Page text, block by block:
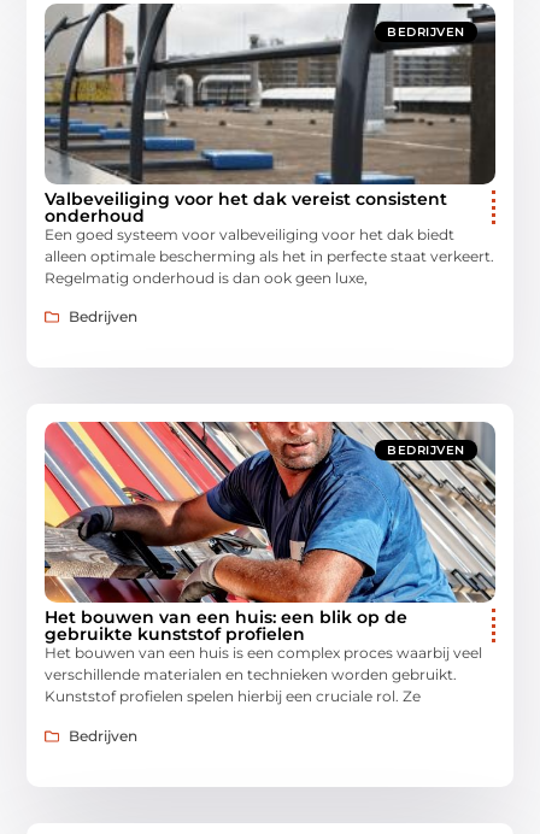
BEDRIJVEN
Valbeveiliging voor het dak vereist consistent
onderhoud
Een goed systeem voor valbeveiliging voor het dak biedt
alleen optimale bescherming als het in perfecte staat verkeert.
Regelmatig onderhoud is dan ook geen luxe,
Bedrijven
BEDRIJVEN
Het bouwen van een huis: een blik op de
gebruikte kunststof profielen
Het bouwen van een huis is een complex proces waarbij veel
verschillende materialen en technieken worden gebruikt.
Kunststof profielen spelen hierbij een cruciale rol. Ze
Bedrijven